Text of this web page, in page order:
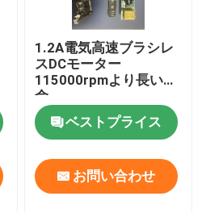
1.2A電気高速ブラシレ
スDCモーター
115000rpmより長い寿
命
ベストプライス
お問い合わせ